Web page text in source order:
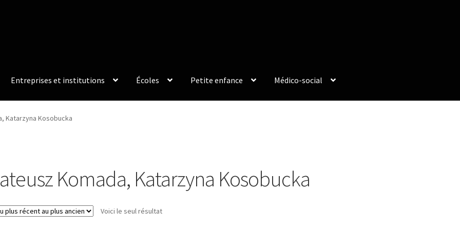
Entreprises et institutions Écoles Petite enfance Médico-social
Katarzyna Kosobucka
Komada, Katarzyna Kosobucka
Voici le seul résultat